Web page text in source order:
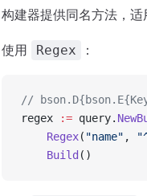
构建器提供同名方法，适
使用 Regex ：
//
regex
:= query.
    Regex
( "name" ,
    Build
()